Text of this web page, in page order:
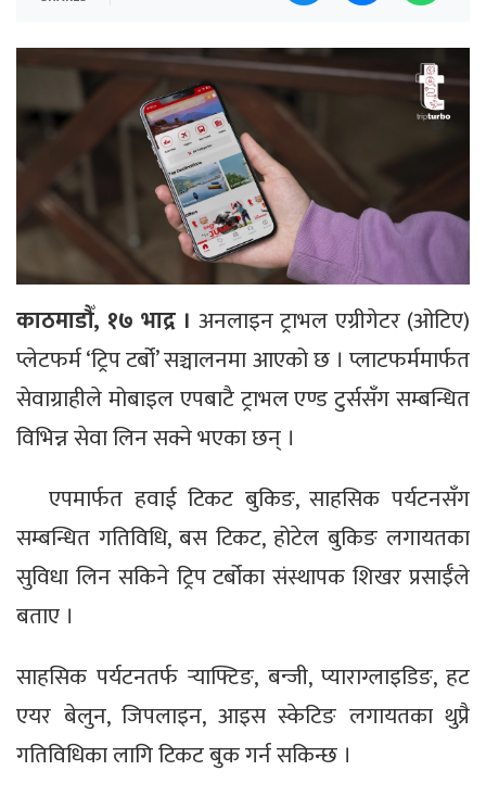
काठमाडौँ, १७ भाद्र । अनलाइन ट्राभल एग्रीगेटर (ओटिए)
प्लेटफर्म ‘ट्रिप टर्बो’ सञ्चालनमा आएको छ । प्लाटफर्ममार्फत
सेवाग्राहीले मोबाइल एपबाटै ट्राभल एण्ड टुर्ससँग सम्बन्धित
विभिन्न सेवा लिन सक्ने भएका छन् ।
एपमार्फत हवाई टिकट बुकिङ, साहसिक पर्यटनसँग
सम्बन्धित गतिविधि, बस टिकट, होटेल बुकिङ लगायतका
सुविधा लिन सकिने ट्रिप टर्बोका संस्थापक शिखर प्रसाईँले
बताए ।
साहसिक पर्यटनतर्फ र्‍याफ्टिङ, बन्जी, प्याराग्लाइडिङ, हट
एयर बेलुन, जिपलाइन, आइस स्केटिङ लगायतका थुप्रै
गतिविधिका लागि टिकट बुक गर्न सकिन्छ ।